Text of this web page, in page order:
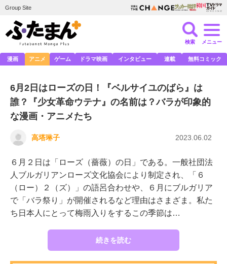
Group Site
検索 メニュー
漫画 アニメ ゲーム ドラマ映画 インタビュー 連載 無料コミック
6月2日はローズの日！『ベルサイユのばら』は
誰？『少女革命ウテナ』の名前は？バラが印象的
な漫画・アニメたち
高塔琳子 2023.06.02
６月２日は「ローズ（薔薇）の日」である。一般社団法
人ブルガリアンローズ文化協会により制定され、「６
（ロー）２（ズ）」の語呂合わせや、６月にブルガリア
で「バラ祭り」が開催されるなど理由はさまざま。私た
ち日本人にとって梅雨入りをするこの季節は…
続きを読む